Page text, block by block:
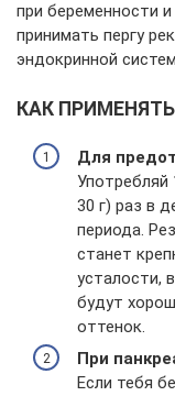
при беременности
принимать пергу
эндокринной
КАК
Для
Употребляй
30 г) раз в
периода.
станет
усталости,
будут
оттенок.
При
Если тебя